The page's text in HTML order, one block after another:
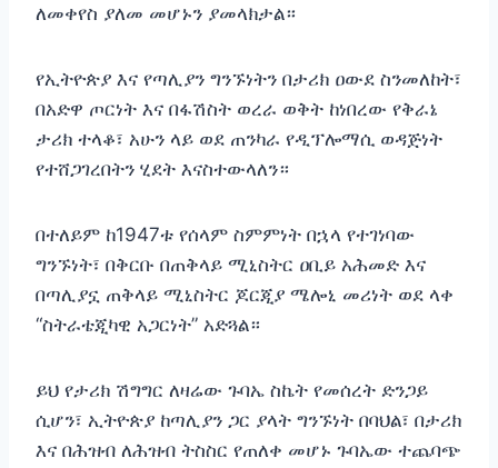
ለመቀየስ ያለመ መሆኑን ያመላክታል።
የኢትዮጵያ እና የጣሊያን ግንኙነትን በታሪክ ዐውደ ስንመለከት፣
በአድዋ ጦርነት እና በፋሽስት ወረራ ወቅት ከነበረው የቅራኔ
ታሪክ ተላቆ፣ አሁን ላይ ወደ ጠንካራ የዲፕሎማሲ ወዳጅነት
የተሸጋገረበትን ሂደት እናስተውላለን።
በተለይም ከ1947ቱ የሰላም ስምምነት በኋላ የተገነባው
ግንኙነት፣ በቅርቡ በጠቅላይ ሚኒስትር ዐቢይ አሕመድ እና
በጣሊያኗ ጠቅላይ ሚኒስትር ጆርጂያ ሜሎኒ መሪነት ወደ ላቀ
“ስትራቴጂካዊ አጋርነት” አድጓል።
ይህ የታሪክ ሽግግር ለዛሬው ጉባኤ ስኬት የመሰረት ድንጋይ
ሲሆን፣ ኢትዮጵያ ከጣሊያን ጋር ያላት ግንኙነት በባህል፣ በታሪክ
እና በሕዝብ ለሕዝብ ትስስር የጠለቀ መሆኑ ጉባኤው ተጨባጭ